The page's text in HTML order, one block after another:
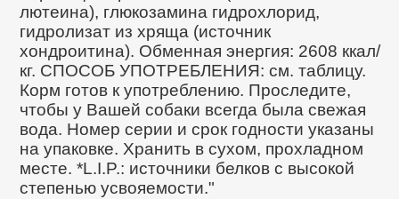
лютеина), глюкозамина гидрохлорид,
гидролизат из хряща (источник
хондроитина). Обменная энергия: 2608 ккал/
кг. СПОСОБ УПОТРЕБЛЕНИЯ: см. таблицу.
Корм готов к употреблению. Проследите,
чтобы у Вашей собаки всегда была свежая
вода. Номер серии и срок годности указаны
на упаковке. Хранить в сухом, прохладном
месте. *L.I.P.: источники белков с высокой
степенью усвояемости."